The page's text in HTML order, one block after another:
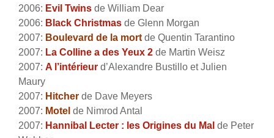
2006: Evil Twins de William Dear
2006: Black Christmas de Glenn Morgan
2007: Boulevard de la mort de Quentin Tarantino
2007: La Colline a des Yeux 2 de Martin Weisz
2007: A l’intérieur d’Alexandre Bustillo et Julien
Maury
2007: Hitcher de Dave Meyers
2007: Motel de Nimrod Antal
2007: Hannibal Lecter : les Origines du Mal de Peter